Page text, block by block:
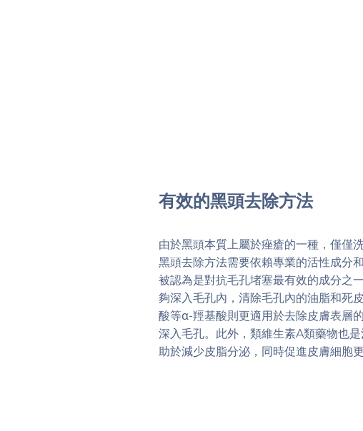
有效的黑頭去除方法
由於黑頭本質上屬於痤瘡的一種，僅僅
黑頭去除方法需要依賴專業的活性成分
被認為是對抗毛孔堵塞最有效的成分之
夠深入毛孔內，清除毛孔內的油脂和死
酸等α-羥基酸則更適用於去除皮膚表層
深入毛孔。此外，類維生素A類藥物也
助於減少皮脂分泌，同時促進皮膚細胞